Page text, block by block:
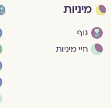
מיניות
גוף
חיי מיניות